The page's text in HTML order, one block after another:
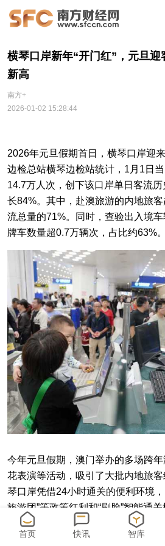
横琴口岸新年“开门红”，元旦迎
新高
南方+
2026-01-02 15:28:44
2026年元旦假期首日，横琴口岸迎
边检总站横琴边检站统计，1月1日
14.7万人次，创下该口岸单日客流
长84%。其中，赴澳旅游的内地旅
流总量的71%。同时，查验出入境
牌车数量超0.7万辆次，占比约63%。
今年元旦假期，澳门举办的多场跨
花表演等活动，吸引了大批内地旅
琴口岸凭借24小时通关的便利环境，
旅游团”等政策红利和“刷脸”智能通
关首选。
首页 快讯 智库